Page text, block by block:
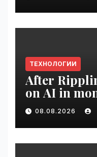
ТЕХНОЛОГИИ
After
on AI in
employee
VseTime.ru
08.08.2026